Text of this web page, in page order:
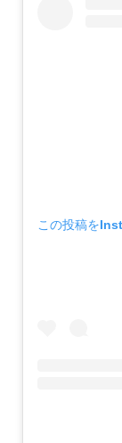
この投稿を